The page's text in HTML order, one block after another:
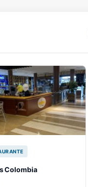
Colombia